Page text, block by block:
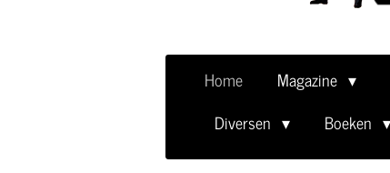
Home Magazine
Diversen
Boeken